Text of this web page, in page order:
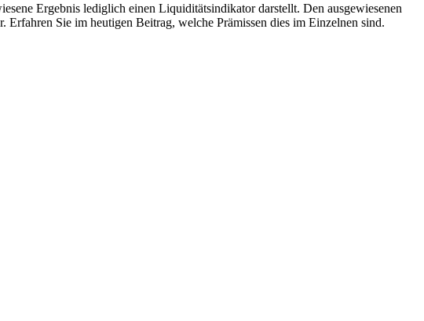
Ergebnis lediglich einen Liquiditätsindikator darstellt. Den ausgewiesenen
Sie im heutigen Beitrag, welche Prämissen dies im Einzelnen sind.